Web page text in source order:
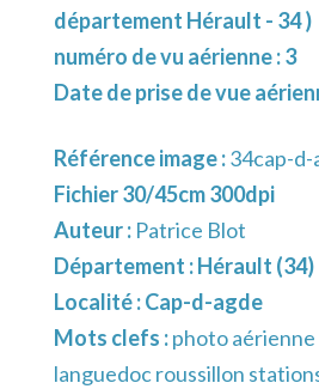
département Hérault - 34 )
numéro de vu aérienne : 3
Date de prise de vue
Référence image :34cap-
Fichier 30/45cm 300dpi
Auteur : Patrice Blot
Département :Hérault (34)
Localité :Cap-d-agde
Mots clefs :photo
languedoc roussillon